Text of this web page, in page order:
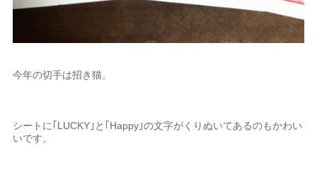
今年の切手は招き猫。
シートに｢LUCKY｣と｢Happy｣の文字がくりぬいてあるのもかわい
いです。